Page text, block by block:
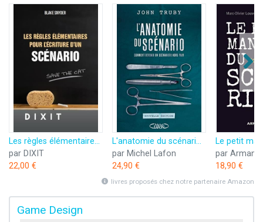
Les règles élémentaires pour l'écriture d'un scénario
par DIXIT
22,00 €
L'anatomie du scénario - nouvelle édition
par Michel Lafon
24,90 €
par Armand
18,90 €
livres proposés chez notre partenaire Amazon
Game Design